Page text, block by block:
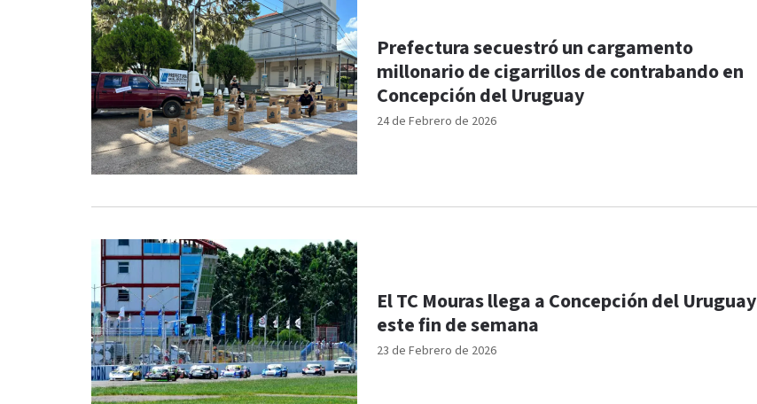
24 de Febrero de 2026
Prefectura secuestró un cargamento
millonario de cigarrillos de contrabando en
Concepción del Uruguay
23 de Febrero de 2026
El TC Mouras llega a Concepción del Uruguay
este fin de semana